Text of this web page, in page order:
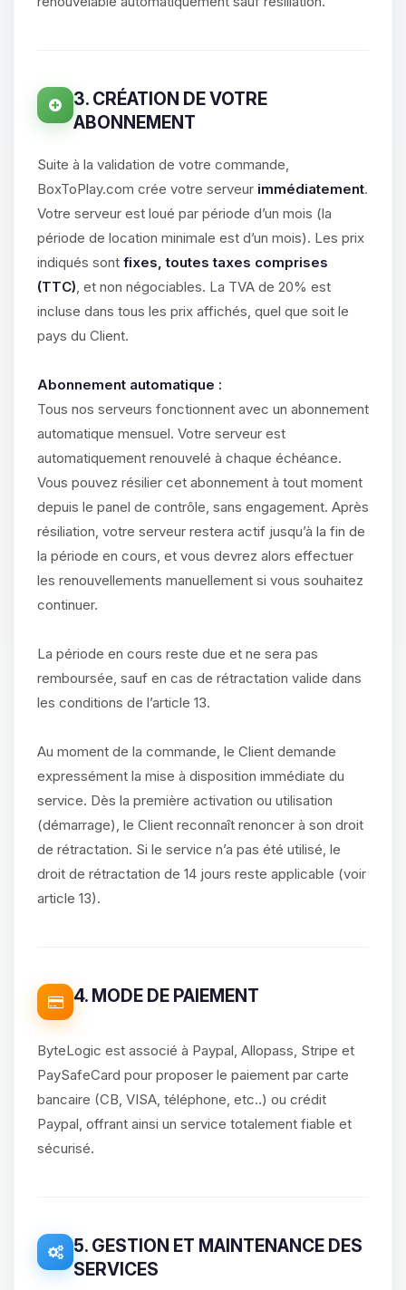
3. CRÉATION DE VOTRE
ABONNEMENT
Suite à la validation de votre commande,
BoxToPlay.com crée votre serveur immédiatement.
Votre serveur est loué par période d’un mois (la
période de location minimale est d’un mois). Les prix
indiqués sont fixes, toutes taxes comprises
(TTC), et non négociables. La TVA de 20% est
incluse dans tous les prix affichés, quel que soit le
pays du Client.
Abonnement automatique :
Tous nos serveurs fonctionnent avec un abonnement
automatique mensuel. Votre serveur est
automatiquement renouvelé à chaque échéance.
Vous pouvez résilier cet abonnement à tout moment
depuis le panel de contrôle, sans engagement. Après
résiliation, votre serveur restera actif jusqu’à la fin de
la période en cours, et vous devrez alors effectuer
les renouvellements manuellement si vous souhaitez
continuer.
La période en cours reste due et ne sera pas
remboursée, sauf en cas de rétractation valide dans
les conditions de l’article 13.
Au moment de la commande, le Client demande
expressément la mise à disposition immédiate du
service. Dès la première activation ou utilisation
(démarrage), le Client reconnaît renoncer à son droit
de rétractation. Si le service n’a pas été utilisé, le
droit de rétractation de 14 jours reste applicable (voir
article 13).
4. MODE DE PAIEMENT
ByteLogic est associé à Paypal, Allopass, Stripe et
PaySafeCard pour proposer le paiement par carte
bancaire (CB, VISA, téléphone, etc..) ou crédit
Paypal, offrant ainsi un service totalement fiable et
sécurisé.
5. GESTION ET MAINTENANCE DES
SERVICES
08/08/2026 à 04:02